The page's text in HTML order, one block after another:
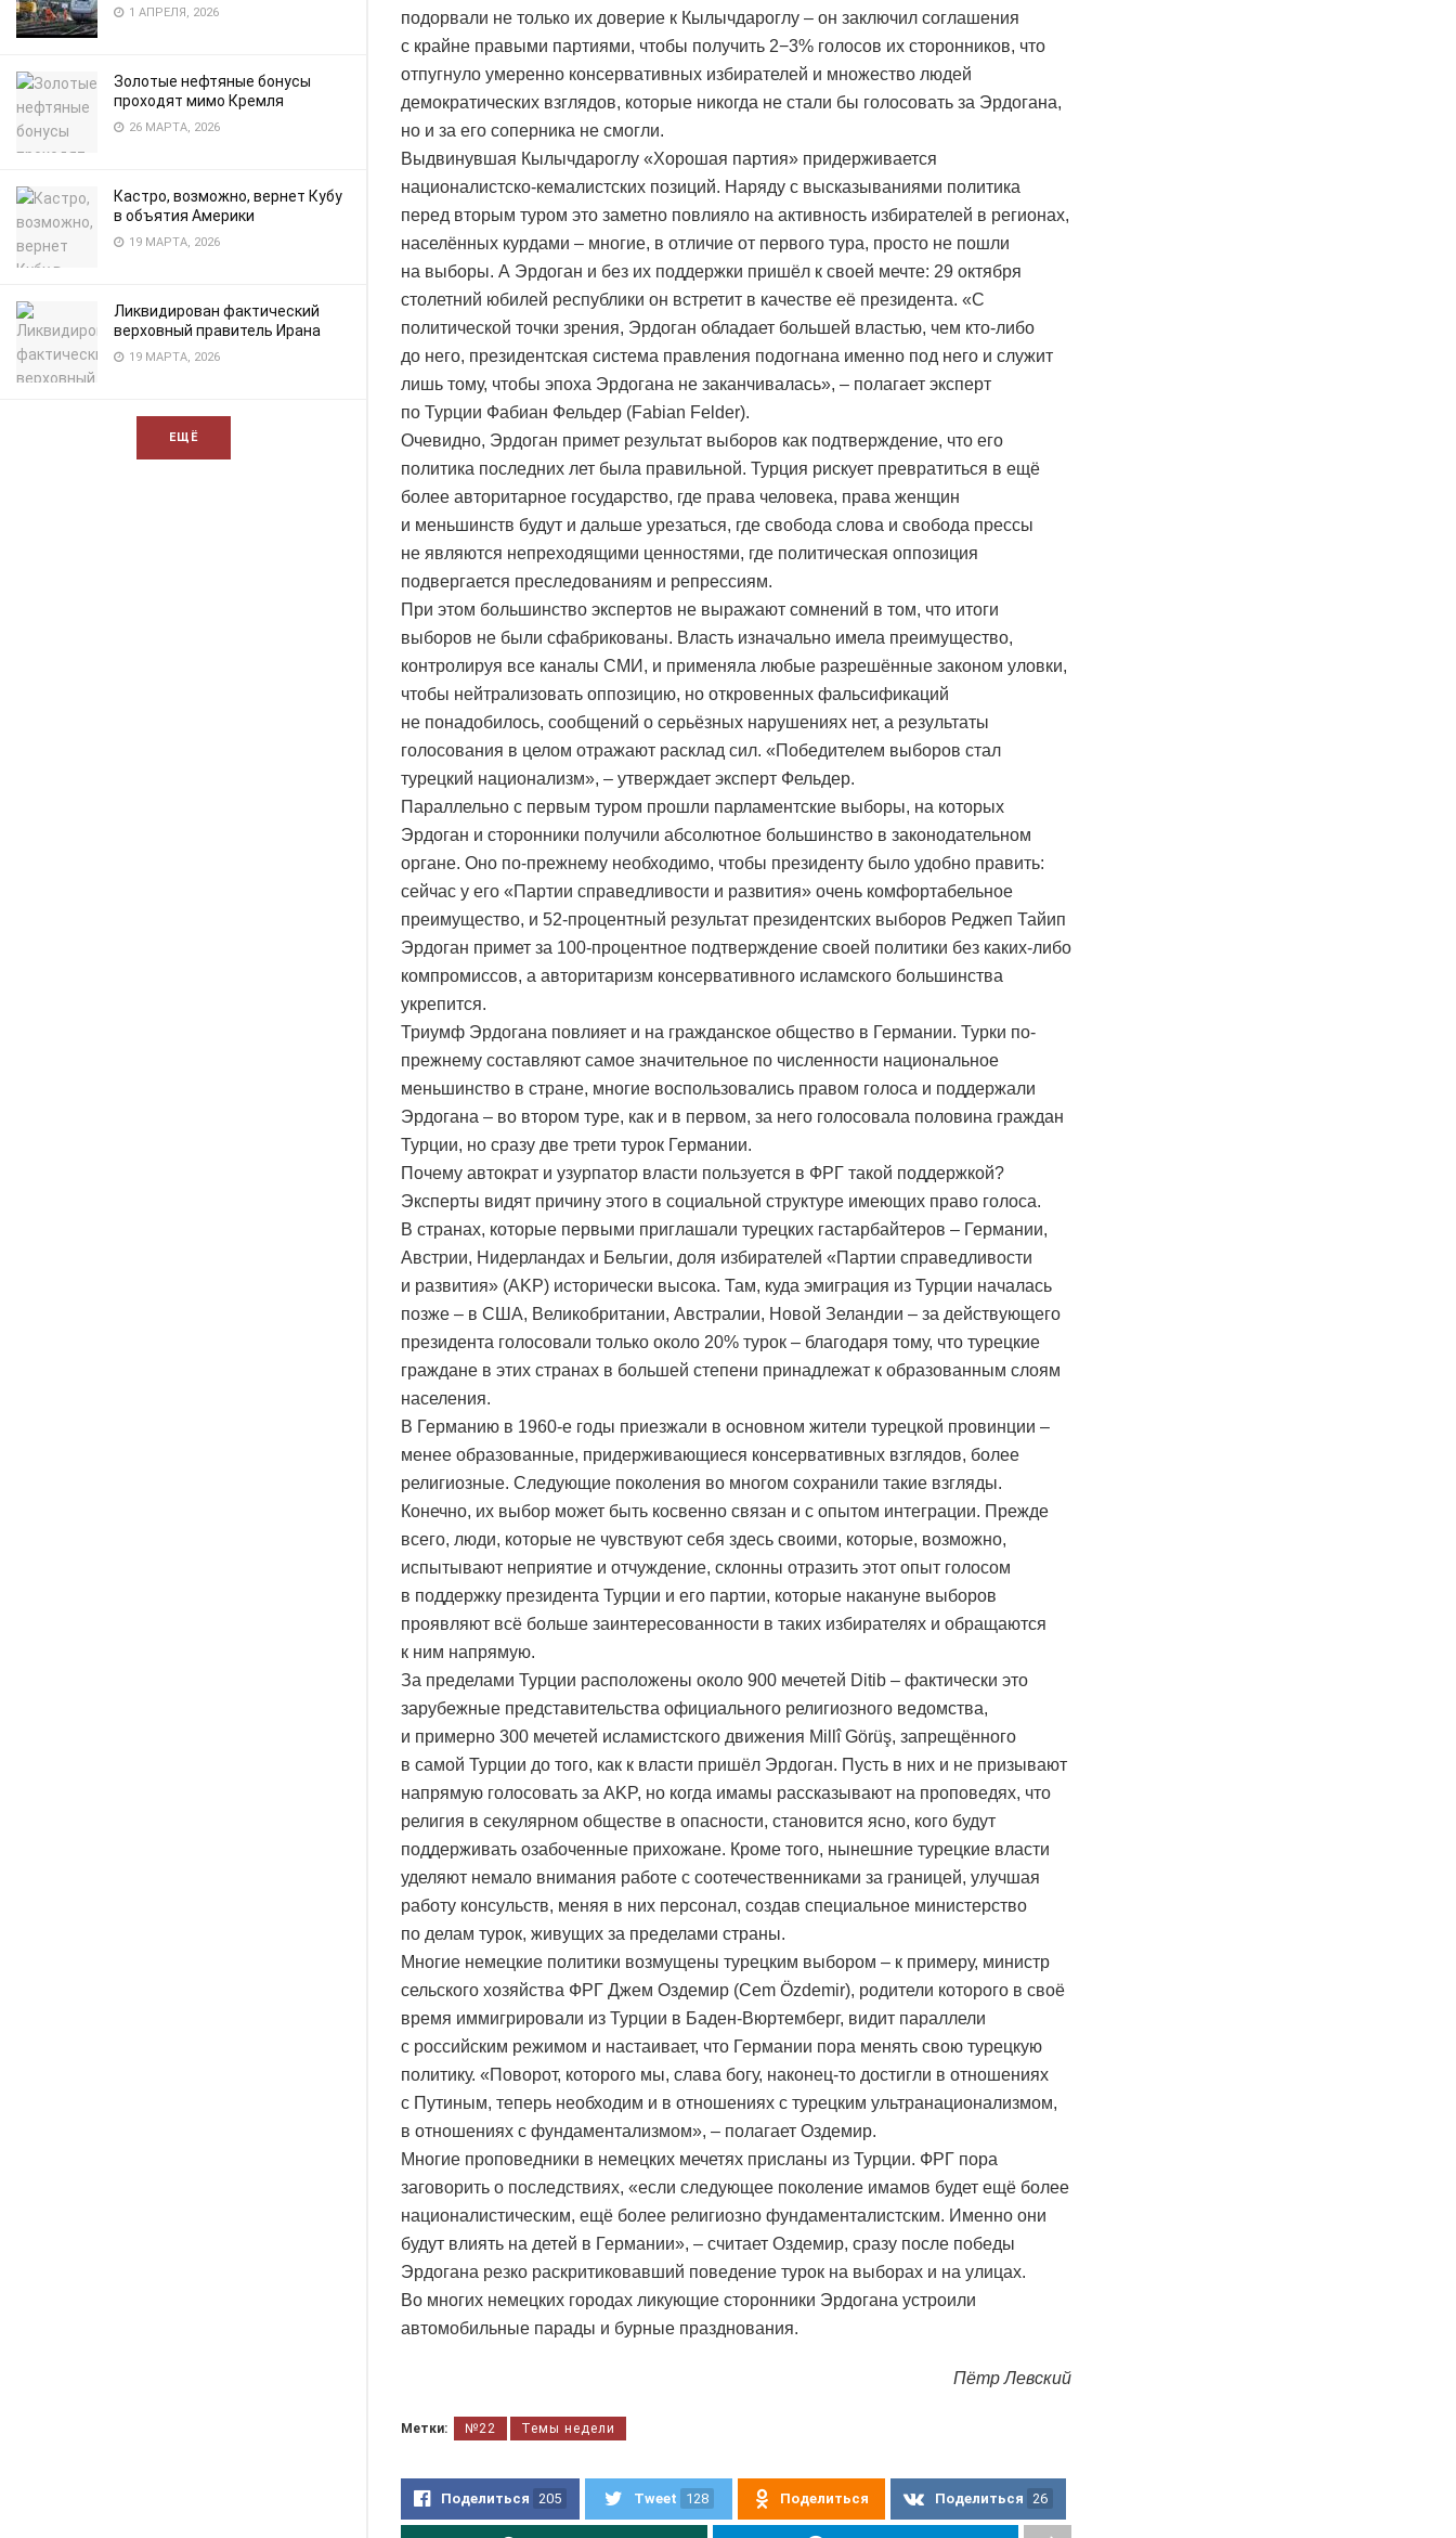
1 АПРЕЛЯ, 2026
Золотые нефтяные бонусы
проходят мимо Кремля
26 МАРТА, 2026
Кастро, возможно, вернет Кубу
в объятия Америки
19 МАРТА, 2026
Ликвидирован фактический
верховный правитель Ирана
19 МАРТА, 2026
ЕЩЁ
подорвали не только их доверие к Кылычдароглу – он заключил соглашения
с крайне правыми партиями, чтобы получить 2−3% голосов их сторонников, что
отпугнуло умеренно консервативных избирателей и множество людей
демократических взглядов, которые никогда не стали бы голосовать за Эрдогана,
но и за его соперника не смогли.
Выдвинувшая Кылычдароглу «Хорошая партия» придерживается
националистско-кемалистских позиций. Наряду с высказываниями политика
перед вторым туром это заметно повлияло на активность избирателей в регионах,
населённых курдами – многие, в отличие от первого тура, просто не пошли
на выборы. А Эрдоган и без их поддержки пришёл к своей мечте: 29 октября
столетний юбилей республики он встретит в качестве её президента. «С
политической точки зрения, Эрдоган обладает большей властью, чем кто-либо
до него, президентская система правления подогнана именно под него и служит
лишь тому, чтобы эпоха Эрдогана не заканчивалась», – полагает эксперт
по Турции Фабиан Фельдер (Fabian Felder).
Очевидно, Эрдоган примет результат выборов как подтверждение, что его
политика последних лет была правильной. Турция рискует превратиться в ещё
более авторитарное государство, где права человека, права женщин
и меньшинств будут и дальше урезаться, где свобода слова и свобода прессы
не являются непреходящими ценностями, где политическая оппозиция
подвергается преследованиям и репрессиям.
При этом большинство экспертов не выражают сомнений в том, что итоги
выборов не были сфабрикованы. Власть изначально имела преимущество,
контролируя все каналы СМИ, и применяла любые разрешённые законом уловки,
чтобы нейтрализовать оппозицию, но откровенных фальсификаций
не понадобилось, сообщений о серьёзных нарушениях нет, а результаты
голосования в целом отражают расклад сил. «Победителем выборов стал
турецкий национализм», – утверждает эксперт Фельдер.
Параллельно с первым туром прошли парламентские выборы, на которых
Эрдоган и сторонники получили абсолютное большинство в законодательном
органе. Оно по-прежнему необходимо, чтобы президенту было удобно править:
сейчас у его «Партии справедливости и развития» очень комфортабельное
преимущество, и 52-процентный результат президентских выборов Реджеп Тайип
Эрдоган примет за 100-процентное подтверждение своей политики без каких-либо
компромиссов, а авторитаризм консервативного исламского большинства
укрепится.
Триумф Эрдогана повлияет и на гражданское общество в Германии. Турки по-
прежнему составляют самое значительное по численности национальное
меньшинство в стране, многие воспользовались правом голоса и поддержали
Эрдогана – во втором туре, как и в первом, за него голосовала половина граждан
Турции, но сразу две трети турок Германии.
Почему автократ и узурпатор власти пользуется в ФРГ такой поддержкой?
Эксперты видят причину этого в социальной структуре имеющих право голоса.
В странах, которые первыми приглашали турецких гастарбайтеров – Германии,
Австрии, Нидерландах и Бельгии, доля избирателей «Партии справедливости
и развития» (AKP) исторически высока. Там, куда эмиграция из Турции началась
позже – в США, Великобритании, Австралии, Новой Зеландии – за действующего
президента голосовали только около 20% турок – благодаря тому, что турецкие
граждане в этих странах в большей степени принадлежат к образованным слоям
населения.
В Германию в 1960-е годы приезжали в основном жители турецкой провинции –
менее образованные, придерживающиеся консервативных взглядов, более
религиозные. Следующие поколения во многом сохранили такие взгляды.
Конечно, их выбор может быть косвенно связан и с опытом интеграции. Прежде
всего, люди, которые не чувствуют себя здесь своими, которые, возможно,
испытывают неприятие и отчуждение, склонны отразить этот опыт голосом
в поддержку президента Турции и его партии, которые накануне выборов
проявляют всё больше заинтересованности в таких избирателях и обращаются
к ним напрямую.
За пределами Турции расположены около 900 мечетей Ditib – фактически это
зарубежные представительства официального религиозного ведомства,
и примерно 300 мечетей исламистского движения Millî Görüş, запрещённого
в самой Турции до того, как к власти пришёл Эрдоган. Пусть в них и не призывают
напрямую голосовать за AKP, но когда имамы рассказывают на проповедях, что
религия в секулярном обществе в опасности, становится ясно, кого будут
поддерживать озабоченные прихожане. Кроме того, нынешние турецкие власти
уделяют немало внимания работе с соотечественниками за границей, улучшая
работу консульств, меняя в них персонал, создав специальное министерство
по делам турок, живущих за пределами страны.
Многие немецкие политики возмущены турецким выбором – к примеру, министр
сельского хозяйства ФРГ Джем Оздемир (Cem Özdemir), родители которого в своё
время иммигрировали из Турции в Баден-Вюртемберг, видит параллели
с российским режимом и настаивает, что Германии пора менять свою турецкую
политику. «Поворот, которого мы, слава богу, наконец-то достигли в отношениях
с Путиным, теперь необходим и в отношениях с турецким ультранационализмом,
в отношениях с фундаментализмом», – полагает Оздемир.
Многие проповедники в немецких мечетях присланы из Турции. ФРГ пора
заговорить о последствиях, «если следующее поколение имамов будет ещё более
националистическим, ещё более религиозно фундаменталистским. Именно они
будут влиять на детей в Германии», – считает Оздемир, сразу после победы
Эрдогана резко раскритиковавший поведение турок на выборах и на улицах.
Во многих немецких городах ликующие сторонники Эрдогана устроили
автомобильные парады и бурные празднования.
Пётр Левский
Метки: №22 Темы недели
Поделиться 205 Tweet 128 Поделиться Поделиться 26